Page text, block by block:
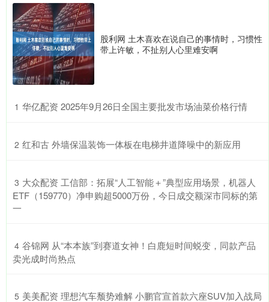
股利网 土木喜欢在说自己的事情时，习惯性
带上许敏，不扯别人心里难安啊
1 ​华亿配资 2025年9月26日全国主要批发市场油菜价格行情
2 ​红和古 外墙保温装饰一体板在电梯井道降噪中的新应用
3 ​大众配资 工信部：拓展“人工智能＋”典型应用场景，机器人
ETF（159770）净申购超5000万份，今日成交额深市同标的第
一
4 ​谷锦网 从“本本族”到赛道女神！白鹿短时间蜕变，同款产品
卖光成时尚热点
5 ​美美配资 理想汽车颓势难解 小鹏官宣首款六座SUV加入战局